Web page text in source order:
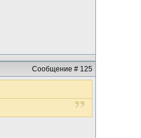
Сообщение # 125